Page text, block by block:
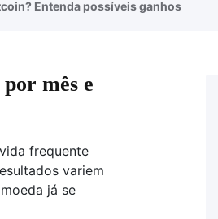
Entenda possíveis ganhos
mês e
frequente
variem
já se